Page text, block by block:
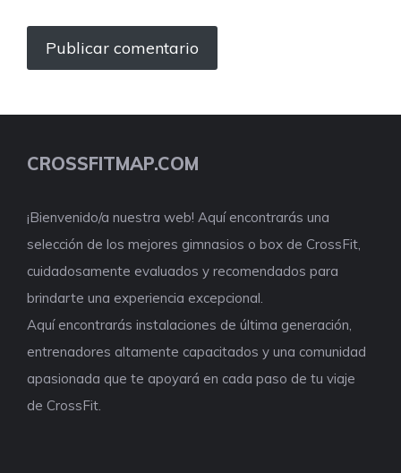
CROSSFITMAP.COM
¡Bienvenido/a nuestra web! Aquí encontrarás una
selección de los mejores gimnasios o box de CrossFit,
cuidadosamente evaluados y recomendados para
brindarte una experiencia excepcional.
Aquí encontrarás instalaciones de última generación,
entrenadores altamente capacitados y una comunidad
apasionada que te apoyará en cada paso de tu viaje
de CrossFit.